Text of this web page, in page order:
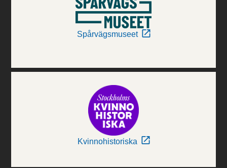
Spårvägsmuseet
Kvinnohistoriska